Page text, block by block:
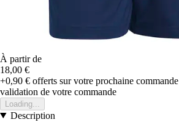
À partir de
18,00 €
+0,90 € offerts sur votre prochaine commande
validation de votre commande
Loading...
Description